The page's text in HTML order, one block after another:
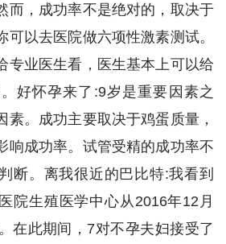
而，成功率不是绝对的，取决于
可以去医院做六项性激素测试。
专业医生看，医生基本上可以给
好怀孕来了:9岁是重要因素之
素。成功主要取决于鸡蛋质量，
响成功率。试管受精的成功率不
断。离我很近的巴比特:我看到
院生殖医学中心从2016年12月
在此期间，7对不孕夫妇接受了